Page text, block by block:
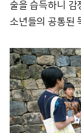
술을 습득하니 감
소년들의 공통된